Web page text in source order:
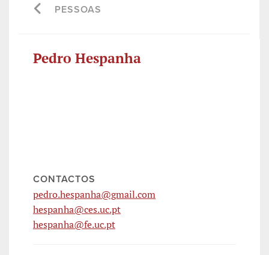
PESSOAS
Pedro Hespanha
CONTACTOS
pedro.hespanha@gmail.com
hespanha@ces.uc.pt
hespanha@fe.uc.pt